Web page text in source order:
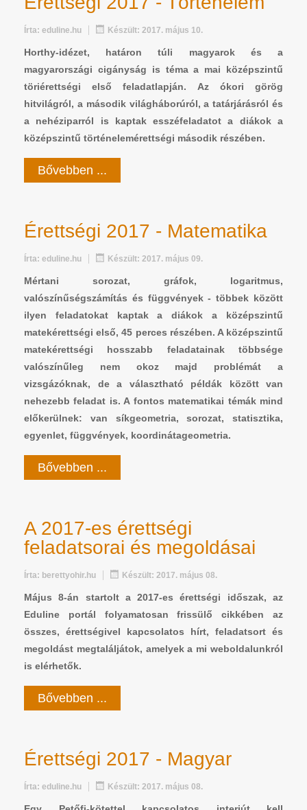
Írta: eduline.hu Készült: 2017. május 10.
Horthy-idézet, határon túli magyarok és a
magyarországi cigányság is téma a mai középszintű
töriérettségi első feladatlapján. Az ókori görög
hitvilágról, a második világháborúról, a tatárjárásról és
a nehéziparról is kaptak esszéfeladatot a diákok a
középszintű történelemérettségi második részében.
Bővebben ...
Érettségi 2017 - Matematika
Írta: eduline.hu Készült: 2017. május 09.
Mértani sorozat, gráfok, logaritmus,
valószínűségszámítás és függvények - többek között
ilyen feladatokat kaptak a diákok a középszintű
matekérettségi első, 45 perces részében. A középszintű
matekérettségi hosszabb feladatainak többsége
valószínűleg nem okoz majd problémát a
vizsgázóknak, de a választható példák között van
nehezebb feladat is. A fontos matematikai témák mind
előkerülnek: van síkgeometria, sorozat, statisztika,
egyenlet, függvények, koordinátageometria.
Bővebben ...
A 2017-es érettségi
feladatsorai és megoldásai
Írta: berettyohir.hu Készült: 2017. május 08.
Május 8-án startolt a 2017-es érettségi időszak, az
Eduline portál folyamatosan frissülő cikkében az
összes, érettségivel kapcsolatos hírt, feladatsort és
megoldást megtaláljátok, amelyek a mi weboldalunkról
is elérhetők.
Bővebben ...
Érettségi 2017 - Magyar
Írta: eduline.hu Készült: 2017. május 08.